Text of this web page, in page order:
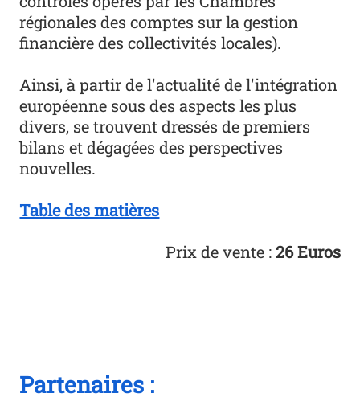
régionales des comptes sur la gestion
financière des collectivités locales).
Ainsi, à partir de l'actualité de l'intégration
européenne sous des aspects les plus
divers, se trouvent dressés de premiers
bilans et dégagées des perspectives
nouvelles.
Table des matières
Prix de vente :26 Euros
Partenaires :